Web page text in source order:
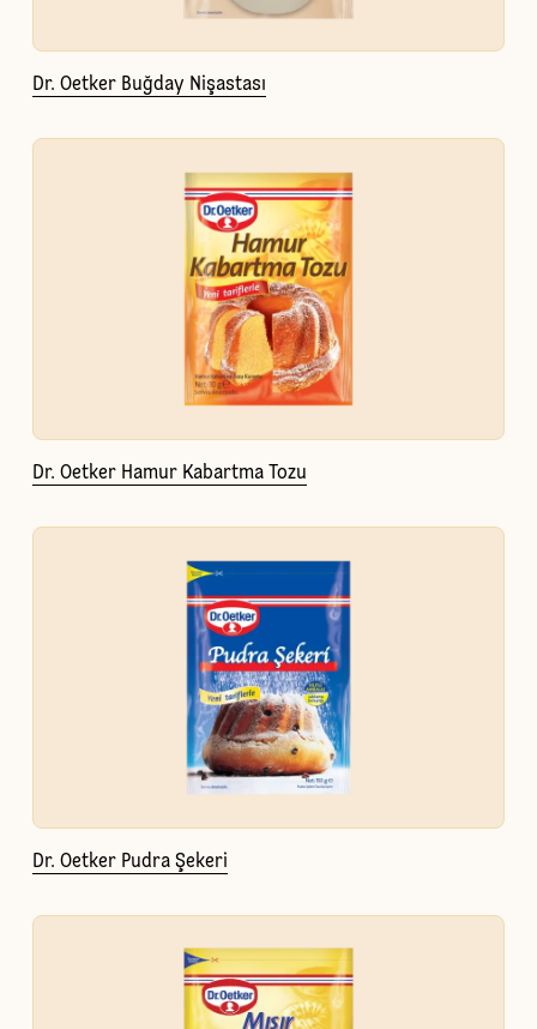
Dr. Oetker Buğday Nişastası
Dr. Oetker Hamur Kabartma Tozu
Dr. Oetker Pudra Şekeri